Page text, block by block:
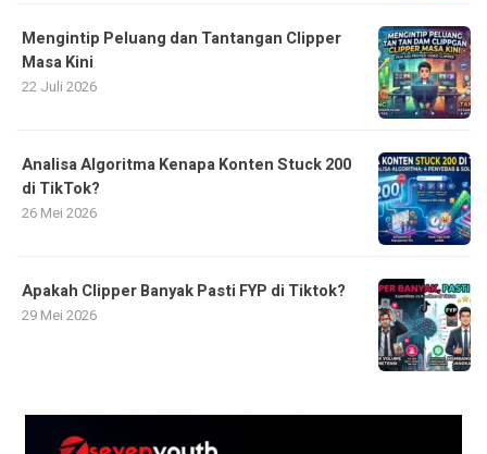
Mengintip Peluang dan Tantangan Clipper
Masa Kini
22 Juli 2026
Analisa Algoritma Kenapa Konten Stuck 200
di TikTok?
26 Mei 2026
Apakah Clipper Banyak Pasti FYP di Tiktok?
29 Mei 2026